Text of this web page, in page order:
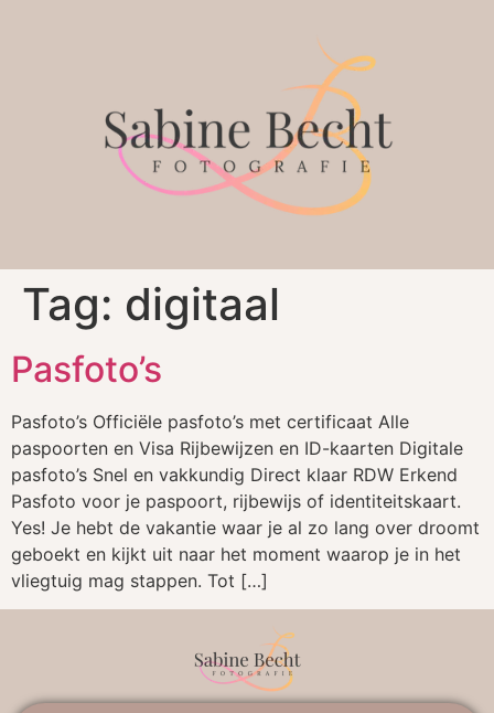
Tag: digitaal
Pasfoto’s
Pasfoto’s Officiële pasfoto’s met certificaat Alle
paspoorten en Visa Rijbewijzen en ID-kaarten Digitale
pasfoto’s Snel en vakkundig Direct klaar RDW Erkend
Pasfoto voor je paspoort, rijbewijs of identiteitskaart.
Yes! Je hebt de vakantie waar je al zo lang over droomt
geboekt en kijkt uit naar het moment waarop je in het
vliegtuig mag stappen. Tot […]